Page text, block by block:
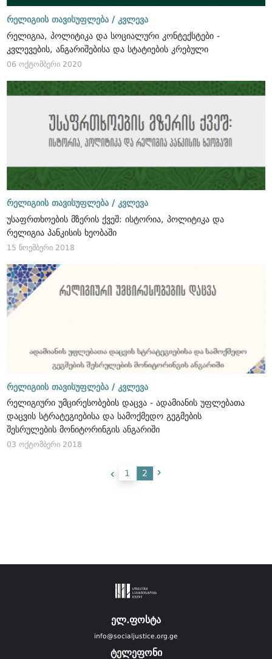
რელიგიის თავისუფლება / კვლევა
რელიგია, პოლიტიკა და სოციალური კონტექსტები -
კვლევების, ანგარიშებისა და სტატიების კრებული
06 ოქტომბერი 2020
რელიგიის თავისუფლება / კვლევა
უსაფრთხოების მზერის ქვეშ: ისტორია, პოლიტიკა და
რელიგია პანკისის ხეობაში
15 ნოემბერი 2018
რელიგიის თავისუფლება / კვლევა
რელიგიური უმცირესობების დაცვა - ადამიანის უფლებათა
დაცვის სტრატეგიებისა და სამოქმედო გეგმების
შესრულების მონიტორინგის ანგარიში
03 ოქტომბერი 2018
1 2
ელ.ფოსტა
info@socialjustice.org.ge
ტელეფონი